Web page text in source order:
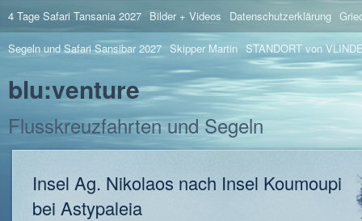
4 Tage Safari Tansania 2027 Bilder + Videos Datenschutzerklärung
Segeln und Safari Sansibar 2027 Skipper Martin STANDORT von
blu:venture
Flusskreuzfahrten und Segeln
Insel Ag. Nikolaos nach Insel Koumoupi
bei Astypaleia